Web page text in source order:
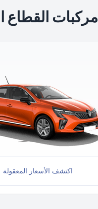
مركبات القطاع
اكتشف الأسعار المعقولة